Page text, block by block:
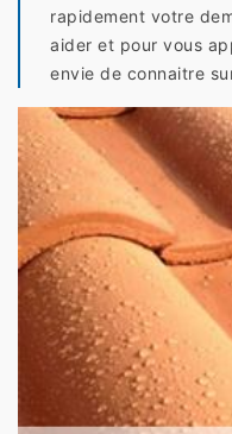
rapidement votre
aider et pour vous
envie de connaitre